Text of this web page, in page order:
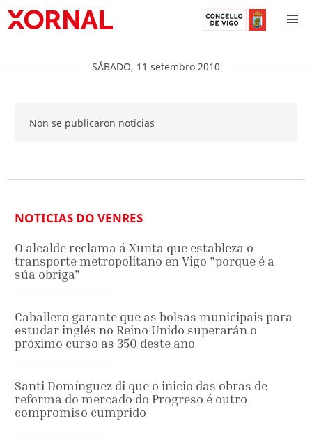
SÁBADO, 11 setembro 2010
Non se publicaron noticias
NOTICIAS DO VENRES
O alcalde reclama á Xunta que estableza o
transporte metropolitano en Vigo "porque é a
súa obriga"
Caballero garante que as bolsas municipais para
estudar inglés no Reino Unido superarán o
próximo curso as 350 deste ano
Santi Domínguez di que o inicio das obras de
reforma do mercado do Progreso é outro
compromiso cumprido